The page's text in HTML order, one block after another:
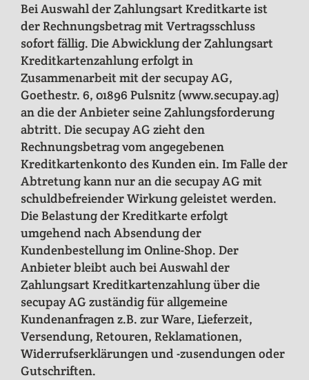
Bei Auswahl der Zahlungsart Kreditkarte ist
der Rechnungsbetrag mit Vertragsschluss
sofort fällig. Die Abwicklung der Zahlungsart
Kreditkartenzahlung erfolgt in
Zusammenarbeit mit der secupay AG,
Goethestr. 6, 01896 Pulsnitz (www.secupay.ag)
an die der Anbieter seine Zahlungsforderung
abtritt. Die secupay AG zieht den
Rechnungsbetrag vom angegebenen
Kreditkartenkonto des Kunden ein. Im Falle der
Abtretung kann nur an die secupay AG mit
schuldbefreiender Wirkung geleistet werden.
Die Belastung der Kreditkarte erfolgt
umgehend nach Absendung der
Kundenbestellung im Online-Shop. Der
Anbieter bleibt auch bei Auswahl der
Zahlungsart Kreditkartenzahlung über die
secupay AG zuständig für allgemeine
Kundenanfragen z.B. zur Ware, Lieferzeit,
Versendung, Retouren, Reklamationen,
Widerrufserklärungen und -zusendungen oder
Gutschriften.